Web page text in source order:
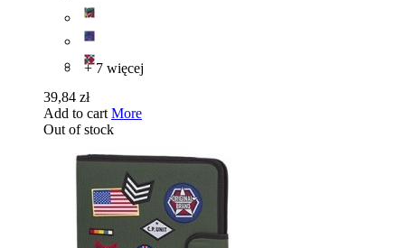
+ 7 więcej
39,84 zł
Add to cart More
Out of stock